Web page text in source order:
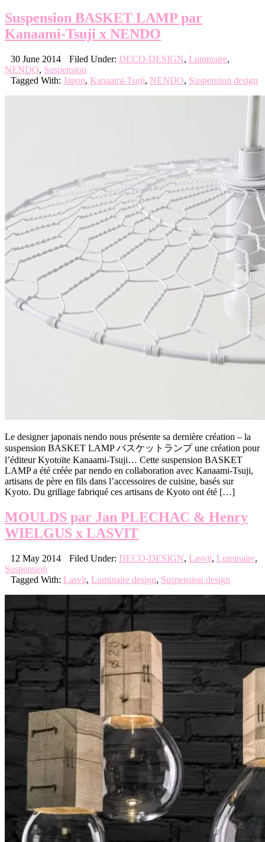
Suspension BASKET LAMP par
Kanaami-Tsuji x NENDO
30 June 2014 Filed Under: DECO-DESIGN, Luminaire,
NENDO, Suspension
Tagged With: Japon, Kanaami-Tsuji, NENDO, Suspension design
Le designer japonais nendo nous présente sa dernière création – la
suspension BASKET LAMP バスケットランプ une création pour
l’éditeur Kyotoïte Kanaami-Tsuji… Cette suspension BASKET
LAMP a été créée par nendo en collaboration avec Kanaami-Tsuji,
artisans de père en fils dans l’accessoires de cuisine, basés sur
Kyoto. Du grillage fabriqué ces artisans de Kyoto ont été […]
MOULDS par Jan PLECHAC & Henry
WIELGUS x LASVIT
12 May 2014 Filed Under: DECO-DESIGN, Lasvit, Luminaire,
Suspension
Tagged With: Lasvit, Luminaire design, Suspension design